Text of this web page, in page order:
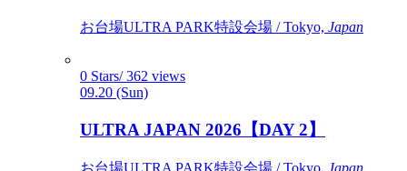
お台場ULTRA PARK特設会場 / Tokyo, Japan
0 Stars/ 362 views
09.20 (Sun)
ULTRA JAPAN 2026【DAY 2】
お台場ULTRA PARK特設会場 / Tokyo, Japan